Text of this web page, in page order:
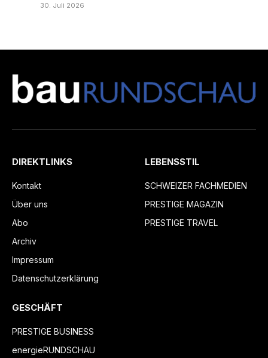
30. Juli 2026
DIREKTLINKS
Kontakt
Über uns
Abo
Archiv
Impressum
Datenschutzerklärung
LEBENSSTIL
SCHWEIZER FACHMEDIEN
PRESTIGE MAGAZIN
PRESTIGE TRAVEL
GESCHÄFT
PRESTIGE BUSINESS
energieRUNDSCHAU